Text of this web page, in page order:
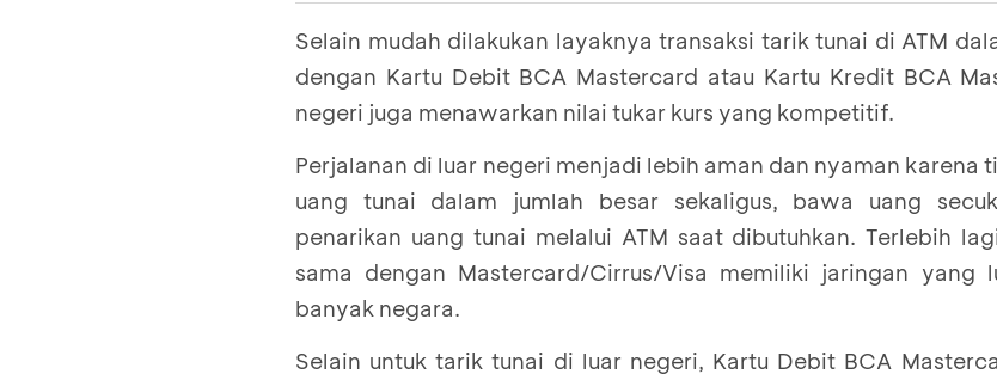
PastikanKartu Kredit BCA berlogo Mastercard atau Visa,
ini:
Untuk Kartu Kredit BCA Mastercard bisa digunakan tarik tunai
Mastercard, atau Cirrus. Untuk Kartu Kredit BCA Visa bisa
mesin ATM berlogo Visa.
Selain mudah dilakukan layaknya transaksi tarik tunai di ATM
dengan Kartu Debit BCA Mastercard atau Kartu Kredit BCA
negeri juga menawarkan nilai tukar kurs yang kompetitif.
Perjalanan di luar negeri menjadi lebih aman dan nyaman karena
uang tunai dalam jumlah besar sekaligus, bawa uang
penarikan uang tunai melalui ATM saat dibutuhkan. Terlebih
sama dengan Mastercard/Cirrus/Visa memiliki jaringan yang
banyak negara.
Selain untuk tarik tunai di luar negeri, Kartu Debit BCA